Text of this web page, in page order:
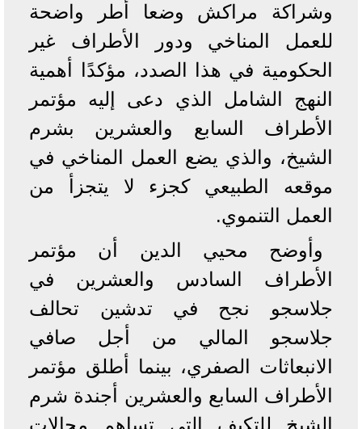
وشراكة مراكش وضعا أطر واضحة
للعمل المناخي ودور الأطراف غير
الحكومية في هذا الصدد، مؤكدًا أهمية
النهج الشامل الذي دعى إليه مؤتمر
الأطراف السابع والعشرين بشرم
الشيخ، والذي يضع العمل المناخي في
موقعه الطبيعي كجزء لا يتجزأ من
العمل التنموي.
وأوضح محيي الدين أن مؤتمر
الأطراف السادس والعشرين في
جلاسجو نجح في تدشين تحالف
جلاسجو المالي من أجل صافي
الانبعاثات الصفري، بينما أطلق مؤتمر
الأطراف السابع والعشرين أجندة شرم